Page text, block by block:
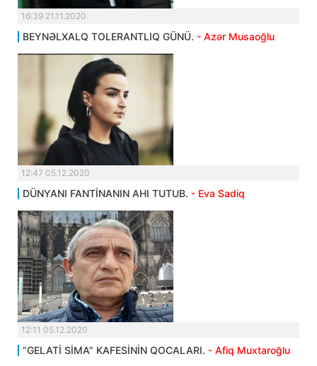
16:39 21.11.2020
BEYNƏLXALQ TOLERANTLIQ GÜNÜ. - Azər Musaoğlu
12:47 05.12.2020
DÜNYANI FANTİNANIN AHI TUTUB. - Eva Sadiq
12:11 05.12.2020
“GELATİ SİMA” KAFESİNİN QOCALARI. - Afiq Muxtaroğlu